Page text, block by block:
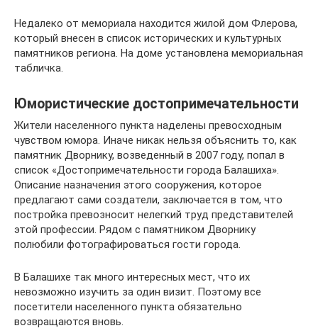
Недалеко от мемориала находится жилой дом Флерова,
который внесен в список исторических и культурных
памятников региона. На доме установлена мемориальная
табличка.
Юмористические достопримечательности
Жители населенного пункта наделены превосходным
чувством юмора. Иначе никак нельзя объяснить то, как
памятник Дворнику, возведенный в 2007 году, попал в
список «Достопримечательности города Балашиха».
Описание назначения этого сооружения, которое
предлагают сами создатели, заключается в том, что
постройка превозносит нелегкий труд представителей
этой профессии. Рядом с памятником Дворнику
полюбили фотографироваться гости города.
В Балашихе так много интересных мест, что их
невозможно изучить за один визит. Поэтому все
посетители населенного пункта обязательно
возвращаются вновь.